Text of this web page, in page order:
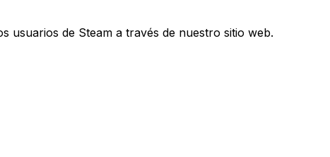
usuarios de Steam a través de nuestro sitio web.